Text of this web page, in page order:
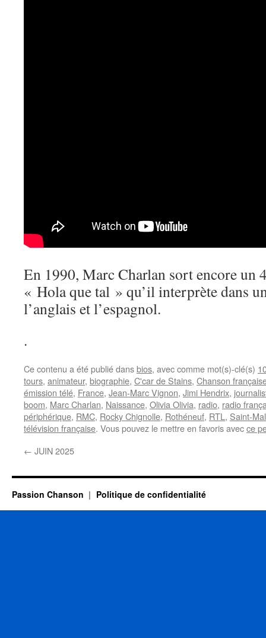
En 1990, Marc Charlan sort encore un
« Hola que tal » qu’il interprète dans
l’anglais et l’espagnol.
.
Ce contenu a été publié dansbios, avec comme mot(s)-clé(s)
tours, animateur, biographie, C'car de Stains, Chanson
émission télé, France, Jean-Marc Vignon, Jimi Hendrix,
boom, Marc Charlan, Naissance, Olivia Olivia, radio, radio
périphérique, RMC, Rocky Chignolle, Rothéneuf, RTL , Saint-
télévision française. Vous pouvez le mettre en favoris avecce
← JUIN 2025
Passion Chanson Politique de confidentialité